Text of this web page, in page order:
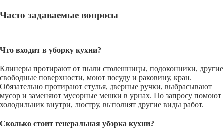
Часто задаваемые вопросы
Что входит в уборку кухни?
Клинеры протирают от пыли столешницы, подоконники, другие
свободные поверхности, моют посуду и раковину, кран.
Обязательно протирают стулья, дверные ручки, выбрасывают
мусор и заменяют мусорные мешки в урнах. По запросу помоют
холодильник внутри, люстру, выполнят другие виды работ.
Сколько стоит генеральная уборка кухни?